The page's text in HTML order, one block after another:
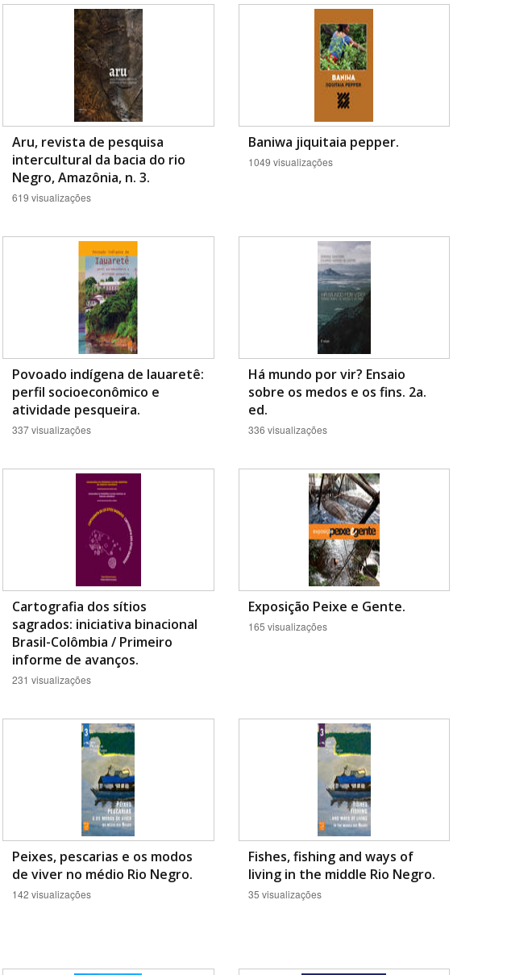
Aru, revista de pesquisa
intercultural da bacia do rio
Negro, Amazônia, n. 3.
619 visualizações
Baniwa jiquitaia pepper.
1049 visualizações
Povoado indígena de Iauaretê:
perfil socioeconômico e
atividade pesqueira.
337 visualizações
Há mundo por vir? Ensaio
sobre os medos e os fins. 2a.
ed.
336 visualizações
Cartografia dos sítios
sagrados: iniciativa binacional
Brasil-Colômbia / Primeiro
informe de avanços.
231 visualizações
Exposição Peixe e Gente.
165 visualizações
Peixes, pescarias e os modos
de viver no médio Rio Negro.
142 visualizações
Fishes, fishing and ways of
living in the middle Rio Negro.
35 visualizações